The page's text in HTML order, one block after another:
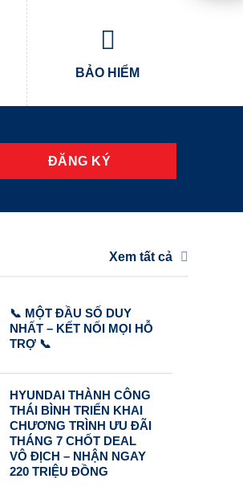
BẢO HIỂM
Xem tất cả
📞 MỘT ĐẦU SỐ DUY
NHẤT – KẾT NỐI MỌI HỖ
TRỢ 📞
HYUNDAI THÀNH CÔNG
THÁI BÌNH TRIỂN KHAI
CHƯƠNG TRÌNH ƯU ĐÃI
THÁNG 7 CHỐT DEAL
VÔ ĐỊCH – NHẬN NGAY
220 TRIỆU ĐỒNG